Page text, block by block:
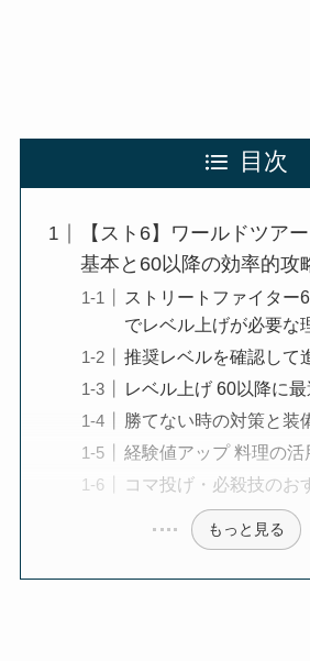
目次
【スト6】ワールドツア
基本と60以降の効率的攻
ストリートファイター
でレベル上げが必要な
推奨レベルを確認して
レベル上げ 60以降に
勝てない時の対策と装
経験値アップ 料理の活
コマ投げ・必殺技のお
もっと見る